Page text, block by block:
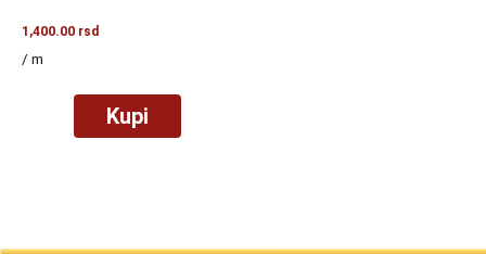
1,400.00 rsd
/ m
Kupi